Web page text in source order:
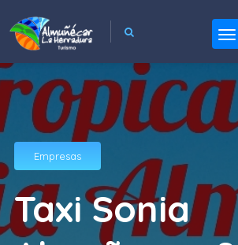
Empresas
Taxi Sonia